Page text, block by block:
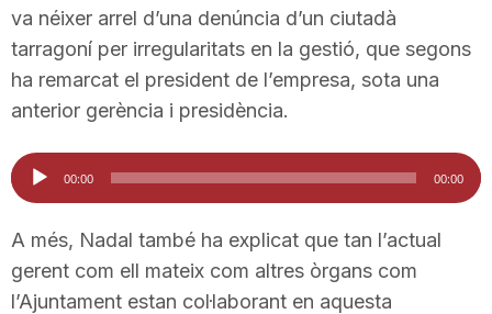
g
n
a
va néixer arrel d’una denúncia d’un ciutadà
tarragoní per irregularitats en la gestió, que segons
ha remarcat el president de l’empresa, sota una
anterior gerència i presidència.
Reproductor
d'àudio
00:00 00:00
A més, Nadal també ha explicat que tan l’actual
gerent com ell mateix com altres òrgans com
l’Ajuntament estan col·laborant en aquesta